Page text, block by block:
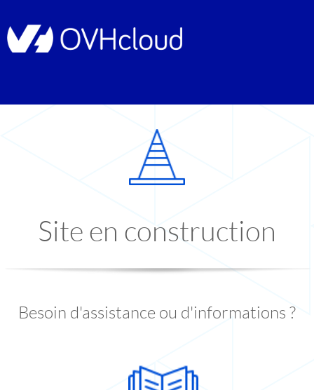
Site en construction
Besoin d'assistance ou d'informations ?